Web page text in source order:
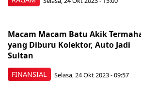
FINANSIAL
Macam Macam Batu Akik
yang Diburu Kolektor, Auto Jadi
Sultan
Selasa, 24 Okt 2023 - 09:57